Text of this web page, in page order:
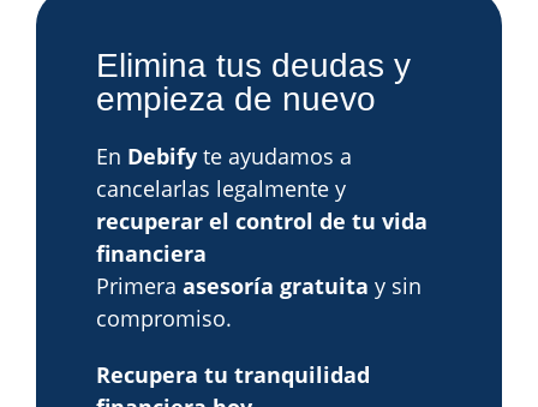
Elimina tus deudas y
empieza de nuevo
En Debify te ayudamos a
cancelarlas legalmente y
recuperar el control de tu vida
financiera
Primera asesoría gratuita y sin
compromiso.
Recupera tu tranquilidad